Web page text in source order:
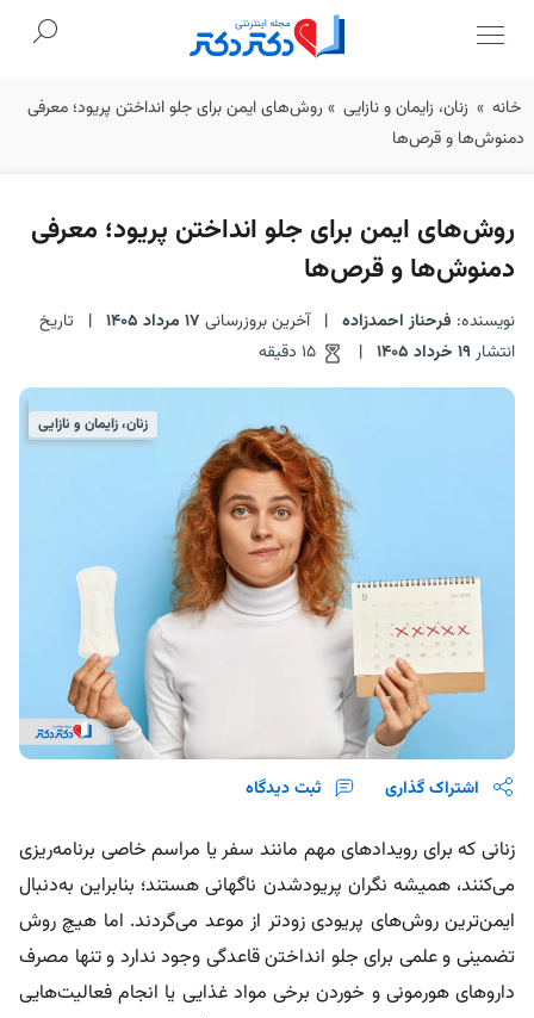
Skip
to
خانه » زنان، زایمان و نازایی » روش‌های ایمن برای جلو انداختن پریود؛ معرفی
دمنوش‌ها و قرص‌ها
روش‌های ایمن برای جلو انداختن پریود؛ معرفی
دمنوش‌ها و قرص‌ها
نویسنده: فرحناز احمدزاده | آخرین بروزرسانی 17 مرداد 1405 |
تاریخ
انتشار 19 خرداد 1405 |
زنان، زایمان و نازایی
اشتراک گذاری ثبت دیدگاه
زنانی که برای رویدادهای مهم مانند سفر یا مراسم خاصی برنامه‌ریزی
می‌کنند، همیشه نگران پریودشدن ناگهانی هستند؛ بنابراین به‌دنبال
ایمن‌ترین روش‌های پریودی زودتر از موعد می‌گردند. اما هیچ‌ روش
تضمینی و علمی برای جلو انداختن قاعدگی وجود ندارد و تنها مصرف
داروهای هورمونی و خوردن برخی مواد غذایی یا انجام فعالیت‌هایی